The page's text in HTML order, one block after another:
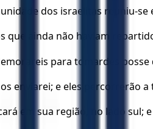
dos israelitas reuniu-
que ainda não haviam
para tomardes
enviarei; e eles
em sua região, no lado sul;